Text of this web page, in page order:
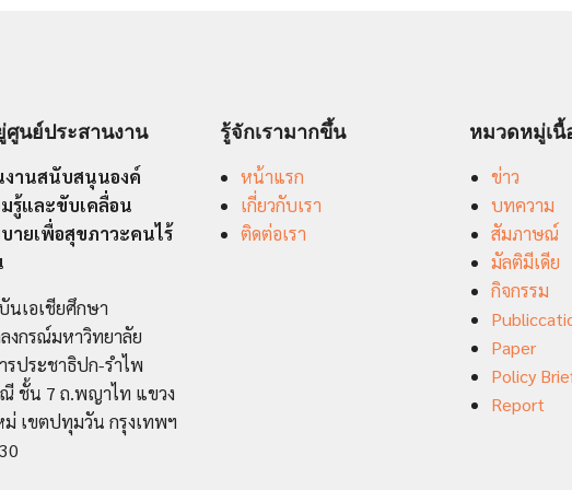
ศูนย์ประสานงาน
งานสนับสนุนองค์
รู้และขับเคลื่อน
ายเพื่อสุขภาวะคนไร้
นเอเชียศึกษา
งกรณ์มหาวิทยาลัย
รประชาธิปก-รำไพ
ชั้น 7 ถ.พญาไท แขวง
ม่ เขตปทุมวัน กรุงเทพฯ
รู้จักเรามากขึ้น
หน้าแรก
เกี่ยวกับเรา
ติดต่อเรา
หมวดหมู่เนื้
ข่าว
บทความ
สัมภาษณ์
มัลติมีเดีย
กิจกรรม
Paper
Policy
Report